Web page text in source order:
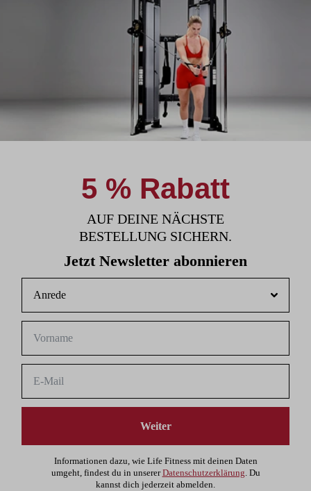
5 % Rabatt
AUF DEINE NÄCHSTE
BESTELLUNG SICHERN.
Jetzt Newsletter abonnieren
Weiter
Informationen dazu, wie Life Fitness mit deinen Daten
umgeht, findest du in unsererDatenschutzerklärung. Du
kannst dich jederzeit abmelden.